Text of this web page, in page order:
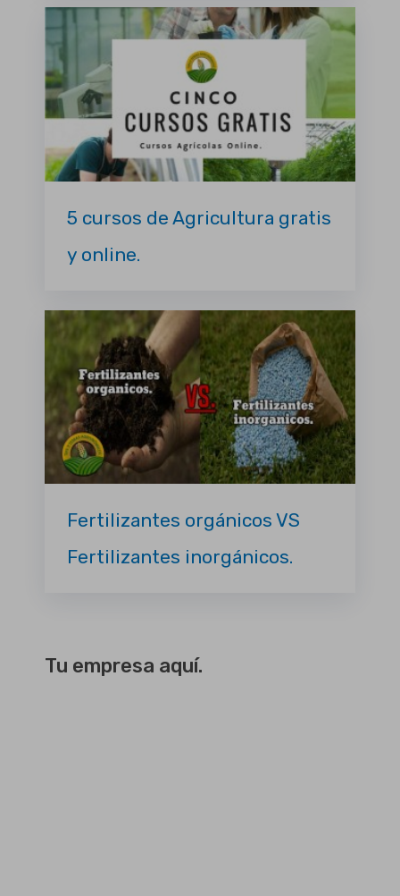
5 cursos de Agricultura gratis
y online.
Fertilizantes orgánicos VS
Fertilizantes inorgánicos.
Tu empresa aquí.